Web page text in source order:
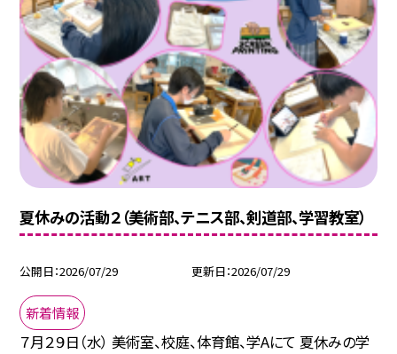
夏休みの活動２（美術部、テニス部、剣道部、学習教室）
公開日 2026/07/29 更新日 2026/07/29
新着情報
７月２９日（水） 美術室、校庭、体育館、学Aにて 夏休みの学